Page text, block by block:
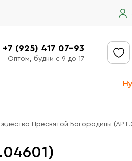
+7 (925) 417 07-93
Оптом, будни с 9 до 17
Пресвятой Богородицы